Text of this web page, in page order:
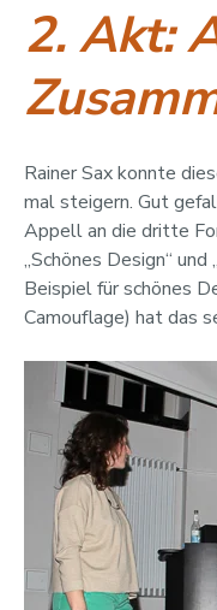
2. Akt:
Rainer Sax konnte
mal steigern. Gut
Appell an die dritte
„Schönes Design“
Beispiel für schönes
Camouflage) hat das